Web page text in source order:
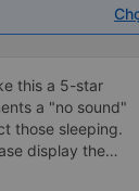
this a 5-star
a "no sound"
those sleeping.
display the
I